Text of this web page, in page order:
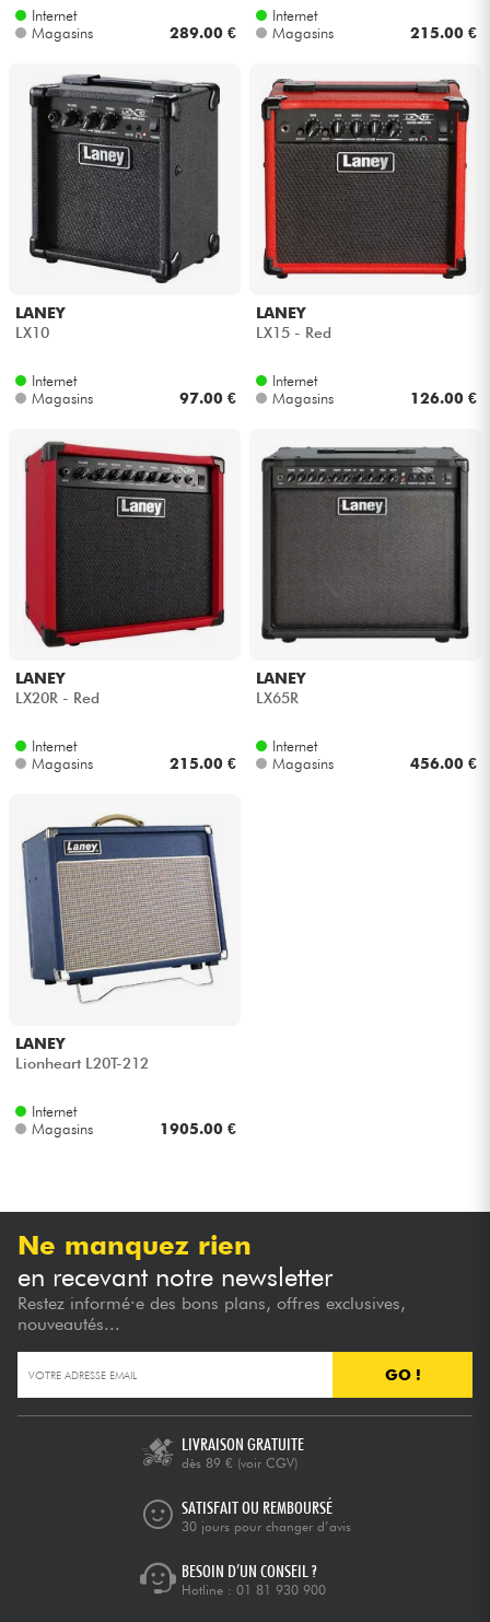
Internet
Magasins
289.00 €
Internet
Magasins
215.00 €
LANEY
LX10
Internet
Magasins
97.00 €
LANEY
LX15 - Red
Internet
Magasins
126.00 €
LANEY
LX20R - Red
Internet
Magasins
215.00 €
LANEY
LX65R
Internet
Magasins
456.00 €
LANEY
Lionheart L20T-212
Internet
Magasins
1905.00 €
Ne manquez rien
en recevant notre newsletter
Restez informé·e des bons plans, offres exclusives,
nouveautés...
GO !
LIVRAISON GRATUITE
dès 89 € (voir CGV)
SATISFAIT OU REMBOURSÉ
30 jours pour changer d’avis
BESOIN D’UN CONSEIL ?
Hotline : 01 81 930 900